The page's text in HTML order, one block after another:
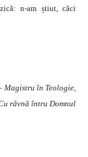
n-am știut, căci
Magistru în Teologie,
râvnă întru Domnul